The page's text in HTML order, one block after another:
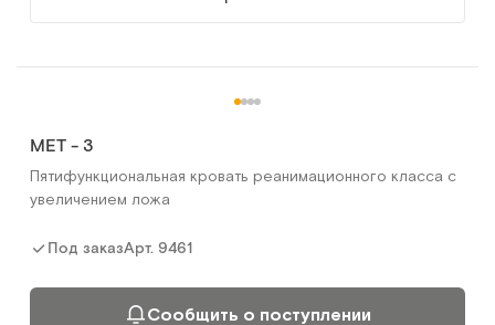
МЕТ - 3
Пятифункциональная кровать реанимационного класса с
увеличением ложа
Под заказАрт. 9461
Сообщить о поступлении